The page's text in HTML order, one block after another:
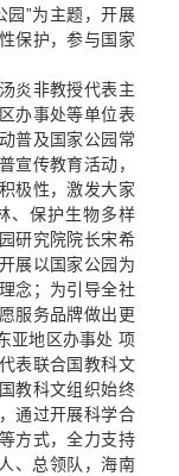
园”为主题，开展
保护，参与国家
炎非教授代表主
办事处等单位表
普及国家公园常
宣传教育活动，
极性，激发大家
、保护生物多样
研究院院长宋希
展以国家公园为
念；为引导全社
服务品牌做出更
亚地区办事处 项
表联合国教科文
教科文组织始终
通过开展科学合
方式，全力支持
、总领队，海南